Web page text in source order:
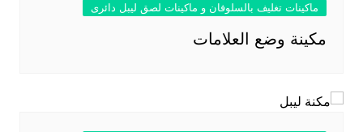
ماكينات تغليف بالسلوفان و ماكينات لصق ليبل دائرى
مكينة وضع العلامات